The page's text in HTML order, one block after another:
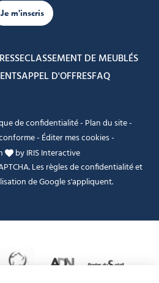
Je m'inscris
CLASSEMENT DE MEUBLÉS
APPEL D'OFFRESFAQ
de confidentialité- Plan du site-
- Éditer mes cookies-
byIRIS Interactive
Lesrègles de confidentialitéet
de Google s'appliquent.